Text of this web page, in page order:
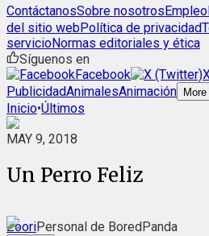
ContáctanosSobre nosotrosEmpleo
del sitio webPolítica de privacidad
servicioNormas editoriales y ética
Síguenos en
Facebook
PublicidadAnimalesAnimación More
Inicio•Últimos
MAY 9, 2018
Un Perro Feliz
ZooriPersonal de BoredPanda